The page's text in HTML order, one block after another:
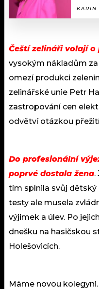
Čeští zelináři volají o
vysokým nákladům
omezí produkci
zelinářské unie Petr
zastropování cen
odvětví otázkou
Do profesionální
poprvé dostala žena.
tím splnila svůj dětský
testy ale musela
výjimek a úlev. Po
dnešku na hasičskou
Holešovicích.
Máme novou